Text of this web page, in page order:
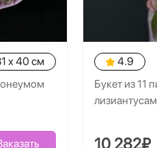
x 40 см
4.9
Букет из 11
10 282₽